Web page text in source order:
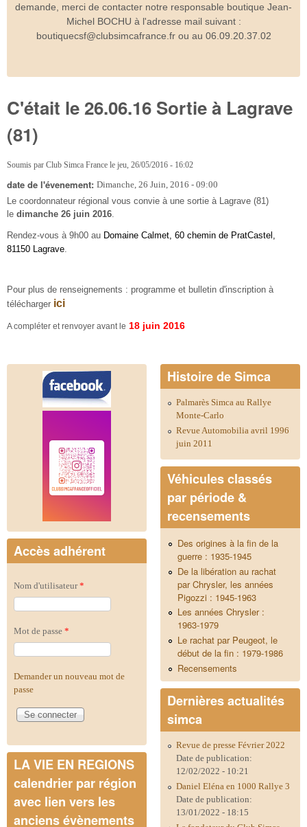
demande, merci de contacter notre responsable boutique Jean-
Michel BOCHU à l'adresse mail suivant :
boutiquecsf@clubsimcafrance.fr ou au 06.09.20.37.02
C'était le 26.06.16 Sortie à Lagrave
(81)
Soumis par Club Simca France le jeu, 26/05/2016 - 16:02
date de l'évenement: Dimanche, 26 Juin, 2016 - 09:00
Le coordonnateur régional vous convie à une sortie à Lagrave (81)
le dimanche 26 juin 2016.
Rendez-vous à 9h00 au Domaine Calmet, 60 chemin de PratCastel,
81150 Lagrave
Pour plus de renseignements : programme et bulletin d'inscription à
télécharger ici
A compléter et renvoyer avant le 18 juin 2016
Accès adhérent
Nom d'utilisateur*
Mot de passe *
Demander un nouveau mot de
passe
LA VIE EN REGIONS
calendrier par région
avec lien vers les
anciens évènements
Histoire de Simca
Palmarès Simca au Rallye
Monte-Carlo
Revue Automobilia avril 1996
juin 2011
Véhicules classés
par période &
recensements
Des origines à la fin de la
guerre : 1935-1945
De la libération au rachat
par Chrysler, les années
Pigozzi : 1945-1963
Les années Chrysler :
1963-1979
Le rachat par Peugeot, le
début de la fin : 1979-1986
Recensements
Dernières actualités
simca
Revue de presse Février 2022
Date de publication:
12/02/2022 - 10:21
Daniel Eléna en 1000 Rallye 3
Date de publication:
13/01/2022 - 18:15